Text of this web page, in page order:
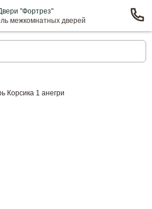
межкомнатных дверей